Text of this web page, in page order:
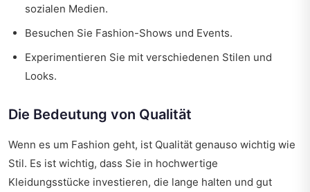
sozialen Medien.
Besuchen Sie Fashion-Shows und Events.
Experimentieren Sie mit verschiedenen Stilen und
Looks.
Die Bedeutung von Qualität
Wenn es um Fashion geht, ist Qualität genauso wichtig wie
Stil. Es ist wichtig, dass Sie in hochwertige
Kleidungsstücke investieren, die lange halten und gut